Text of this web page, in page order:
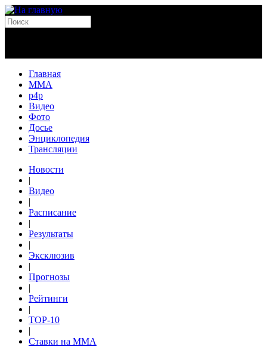
Главная
MMA
p4p
Видео
Фото
Досье
Энциклопедия
Трансляции
Новости
|
Видео
|
Расписание
|
Результаты
|
Эксклюзив
|
Прогнозы
|
Рейтинги
|
TOP-10
|
Ставки на ММА